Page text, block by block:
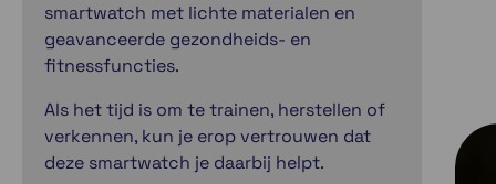
smartwatch met lichte materialen en
geavanceerde gezondheids- en
fitnessfuncties.
Als het tijd is om te trainen, herstellen of
verkennen, kun je erop vertrouwen dat
deze smartwatch je daarbij helpt.